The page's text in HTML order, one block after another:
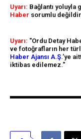
Uyarı: Bağlantı
Haber sorumlu
Uyarı: "Ordu Detay
ve fotoğrafların her
Haber Ajansı A.Ş.’ye
iktibas edilemez."